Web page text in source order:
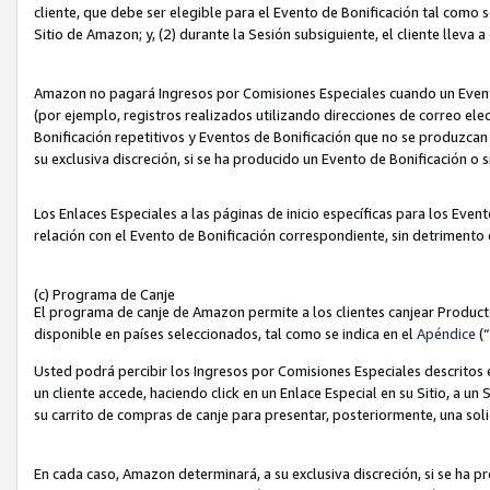
cliente, que debe ser elegible para el Evento de Bonificación tal como
Sitio de Amazon; y, (2) durante la Sesión subsiguiente, el cliente lleva
Amazon no pagará Ingresos por Comisiones Especiales cuando un
(por ejemplo, registros realizados utilizando direcciones de correo
Bonificación repetitivos y Eventos de Bonificación que no se
su exclusiva discreción, si se ha producido un Evento de Bonificación
Los Enlaces Especiales a las páginas de inicio específicas para los
relación con el Evento de Bonificación correspondiente, sin
(c) Programa de Canje
El programa de canje de Amazon permite a los clientes canjear
disponible en países seleccionados, tal como se indica en el Apéndice
Usted podrá percibir los Ingresos por Comisiones Especiales
un cliente accede, haciendo click en un Enlace Especial en su Sitio, a
su carrito de compras de canje para presentar, posteriormente, una
En cada caso, Amazon determinará, a su exclusiva discreción, si se